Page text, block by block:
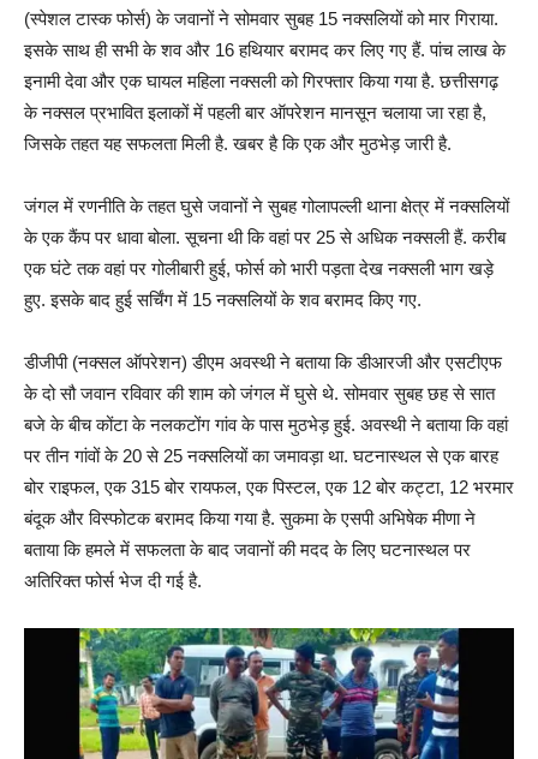
(स्पेशल टास्क फोर्स) के जवानों ने सोमवार सुबह 15 नक्सलियों को मार गिराया.
इसके साथ ही सभी के शव और 16 हथियार बरामद कर लिए गए हैं. पांच लाख के
इनामी देवा और एक घायल महिला नक्सली को गिरफ्तार किया गया है. छत्तीसगढ़
के नक्सल प्रभावित इलाकों में पहली बार ऑपरेशन मानसून चलाया जा रहा है,
जिसके तहत यह सफलता मिली है. खबर है कि एक और मुठभेड़ जारी है.
जंगल में रणनीति के तहत घुसे जवानों ने सुबह गोलापल्ली थाना क्षेत्र में नक्सलियों
के एक कैंप पर धावा बोला. सूचना थी कि वहां पर 25 से अधिक नक्सली हैं. करीब
एक घंटे तक वहां पर गोलीबारी हुई, फोर्स को भारी पड़ता देख नक्सली भाग खड़े
हुए. इसके बाद हुई सर्चिंग में 15 नक्सलियों के शव बरामद किए गए.
डीजीपी (नक्सल ऑपरेशन) डीएम अवस्थी ने बताया कि डीआरजी और एसटीएफ
के दो सौ जवान रविवार की शाम को जंगल में घुसे थे. सोमवार सुबह छह से सात
बजे के बीच कोंटा के नलकटोंग गांव के पास मुठभेड़ हुई. अवस्थी ने बताया कि वहां
पर तीन गांवों के 20 से 25 नक्सलियों का जमावड़ा था. घटनास्थल से एक बारह
बोर राइफल, एक 315 बोर रायफल, एक पिस्टल, एक 12 बोर कट्टा, 12 भरमार
बंदूक और विस्फोटक बरामद किया गया है. सुकमा के एसपी अभिषेक मीणा ने
बताया कि हमले में सफलता के बाद जवानों की मदद के लिए घटनास्थल पर
अतिरिक्त फोर्स भेज दी गई है.